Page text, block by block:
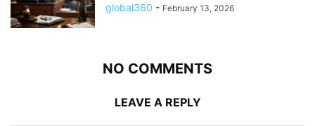
global360 - February 13, 2026
NO COMMENTS
LEAVE A REPLY